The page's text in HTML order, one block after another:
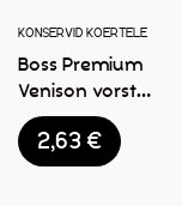
KONSERVID KOERTELE
Boss Premium
Venison vorst
koertele 1kg
2,63€